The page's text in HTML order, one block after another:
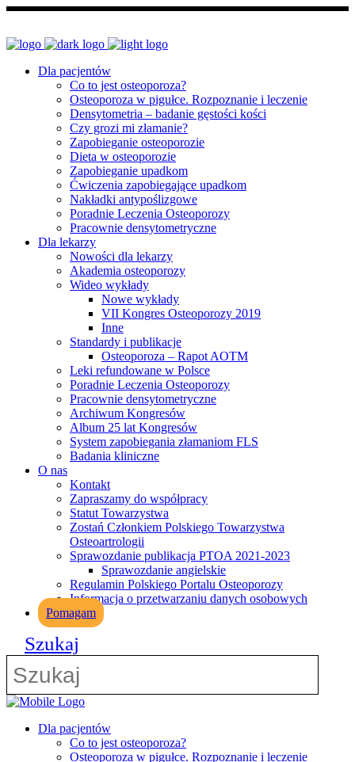
Dla pacjentów
Co to jest osteoporoza?
Osteoporoza w pigułce. Rozpoznanie i leczenie
Densytometria – badanie gęstości kości
Czy grozi mi złamanie?
Zapobieganie osteoporozie
Dieta w osteoporozie
Zapobieganie upadkom
Ćwiczenia zapobiegające upadkom
Nakładki antypoślizgowe
Poradnie Leczenia Osteoporozy
Pracownie densytometryczne
Dla lekarzy
Nowości dla lekarzy
Akademia osteoporozy
Wideo wykłady
Nowe wykłady
VII Kongres Osteoporozy 2019
Inne
Standardy i publikacje
Osteoporoza – Rapot AOTM
Leki refundowane w Polsce
Poradnie Leczenia Osteoporozy
Pracownie densytometryczne
Archiwum Kongresów
Album 25 lat Kongresów
System zapobiegania złamaniom FLS
Badania kliniczne
O nas
Kontakt
Zapraszamy do współpracy
Statut Towarzystwa
Zostań Członkiem Polskiego Towarzystwa
Osteoartrologii
Sprawozdanie publikacja PTOA 2021-2023
Sprawozdanie angielskie
Regulamin Polskiego Portalu Osteoporozy
Informacja o przetwarzaniu danych osobowych
Pomagam
Szukaj
Dla pacjentów
Co to jest osteoporoza?
Osteoporoza w pigułce. Rozpoznanie i leczenie